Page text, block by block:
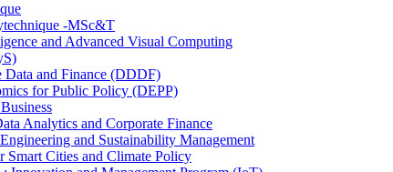
-MSc&T
and Advanced Visual Computing
and Finance (DDDF)
for Public Policy (DEPP)
Analytics and Corporate Finance
and Sustainability Management
Cities and Climate Policy